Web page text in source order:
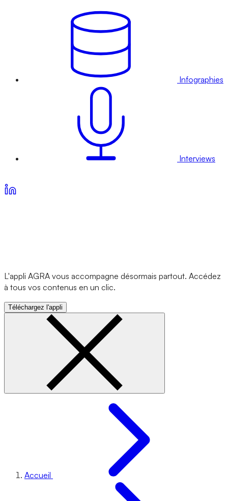
Infographies
Interviews
L'appli AGRA vous accompagne désormais partout. Accédez
à tous vos contenus en un clic.
Téléchargez l'appli
Accueil